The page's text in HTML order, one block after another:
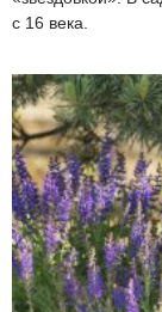
с 16 века.